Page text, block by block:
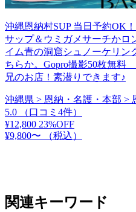
沖縄恩納村SUP 当日予約OK
サップ＆ウミガメサーチかロ
イム青の洞窟シュノーケリン
ちらか。Gopro撮影50枚無料
兄のお店！素潜りできます♪
沖縄県 > 恩納・名護・本部 >
5.0
（口コミ4件）
¥12,800 23%OFF
¥9,800〜
（税込）
関連キーワード